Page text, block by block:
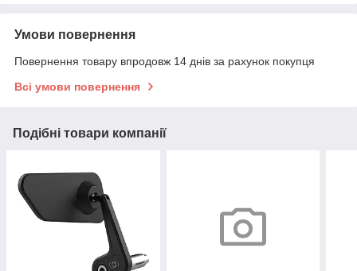
Умови повернення
Повернення товару впродовж 14 днів за рахунок покупця
Всі умови повернення
Подібні товари компанії